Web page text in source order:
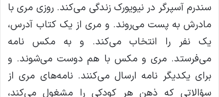
سندرم آسپرگر در نیویورک زندگی می‌کند. روزی مری با
مادرش به پست می‌روند. و مری از یک کتاب آدرس،
یک نفر را انتخاب می‌کند. و به مکس نامه
می‌فرستد. مری و مکس با هم دوست می‌شوند. و
برای یکدیگر نامه ارسال می‌کنند. نامه‌های مری از
سؤالاتی که ذهن هر کودکی را مشغول می‌کند،